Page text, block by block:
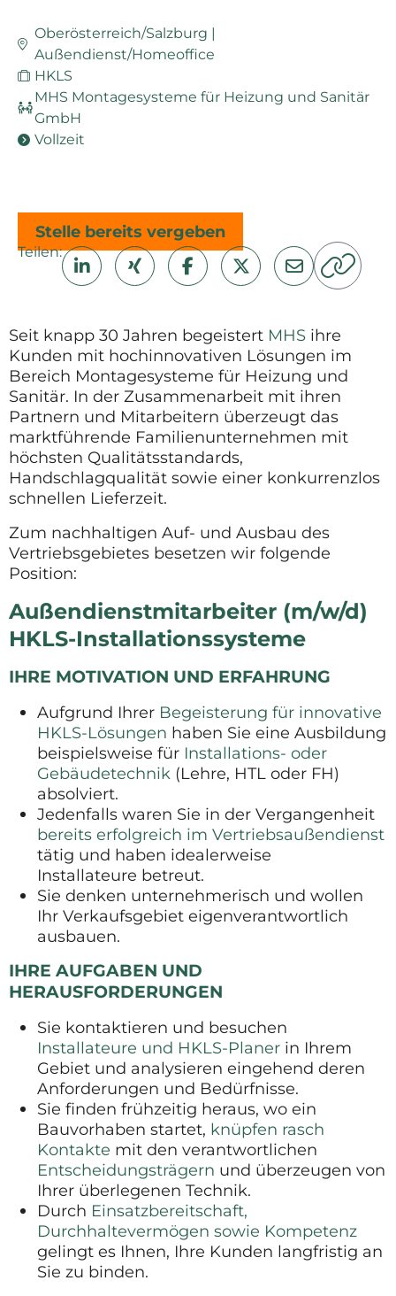
Oberösterreich/Salzburg |
Außendienst/Homeoffice
HKLS
MHS Montagesysteme für Heizung und Sanitär
GmbH
Vollzeit
Stelle bereits vergeben
Teilen:
Seit knapp 30 Jahren begeistert MHS ihre
Kunden mit hochinnovativen Lösungen im
Bereich Montagesysteme für Heizung und
Sanitär. In der Zusammenarbeit mit ihren
Partnern und Mitarbeitern überzeugt das
marktführende Familienunternehmen mit
höchsten Qualitätsstandards,
Handschlagqualität sowie einer konkurrenzlos
schnellen Lieferzeit.
Zum nachhaltigen Auf- und Ausbau des
Vertriebsgebietes besetzen wir folgende
Position:
Außendienstmitarbeiter (m/w/d)
HKLS-Installationssysteme
IHRE MOTIVATION UND ERFAHRUNG
Aufgrund Ihrer Begeisterung für innovative
HKLS-Lösungen haben Sie eine Ausbildung
beispielsweise für Installations- oder
Gebäudetechnik (Lehre, HTL oder FH)
absolviert.
Jedenfalls waren Sie in der Vergangenheit
bereits erfolgreich im Vertriebsaußendienst
tätig und haben idealerweise
Installateure betreut.
Sie denken unternehmerisch und wollen
Ihr Verkaufsgebiet eigenverantwortlich
ausbauen.
IHRE AUFGABEN UND
HERAUSFORDERUNGEN
Sie kontaktieren und besuchen
Installateure und HKLS-Planer in Ihrem
Gebiet und analysieren eingehend deren
Anforderungen und Bedürfnisse.
Sie finden frühzeitig heraus, wo ein
Bauvorhaben startet, knüpfen rasch
Kontakte mit den verantwortlichen
Entscheidungsträgern und überzeugen von
Ihrer überlegenen Technik.
Durch Einsatzbereitschaft,
Durchhaltevermögen sowie Kompetenz
gelingt es Ihnen, Ihre Kunden langfristig an
Sie zu binden.